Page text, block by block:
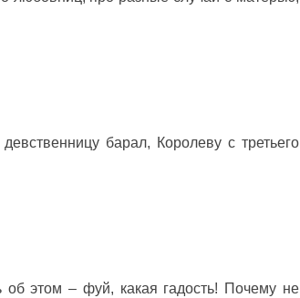
барал, Королеву с третьего
этом – фуй, какая гадость! Почему не